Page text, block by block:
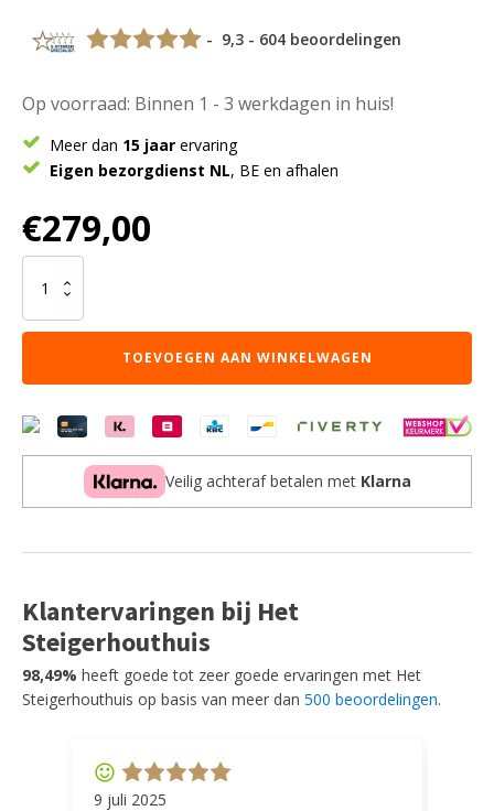
- 9,3 - 604 beoordelingen
Op voorraad: Binnen 1 - 3 werkdagen in huis!
Meer dan 15 jaar ervaring
Eigen bezorgdienst NL, BE en afhalen
€279,00
Lago
Blue
31
160
230
TOEVOEGEN AAN WINKELWAGEN
Veilig achteraf betalen met Klarna
Klantervaringen bij Het
Steigerhouthuis
98,49% heeft goede tot zeer goede ervaringen met Het
Steigerhouthuis op basis van meer dan 500 beoordelingen.
9 juli 2025